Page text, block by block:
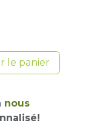
le panier
nous